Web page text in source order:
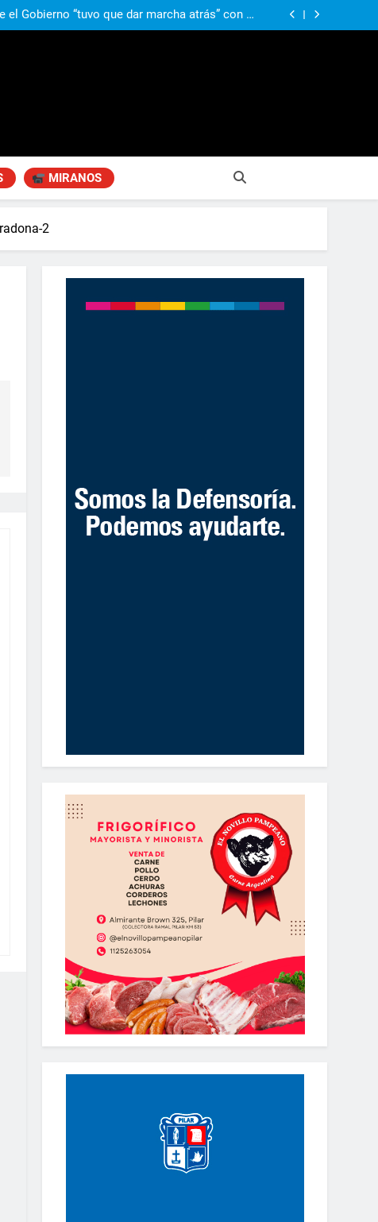
problema que puede volver a generar déficit”
el Gobierno “tuvo que dar marcha atrás” con la
de clima político entre los gobernadores
la visita de León XIV a la Argentina: “Hubiera
problema que puede volver a generar déficit”
el Gobierno “tuvo que dar marcha atrás” con la
de clima político entre los gobernadores
la visita de León XIV a la Argentina: “Hubiera
MIRANOS
2